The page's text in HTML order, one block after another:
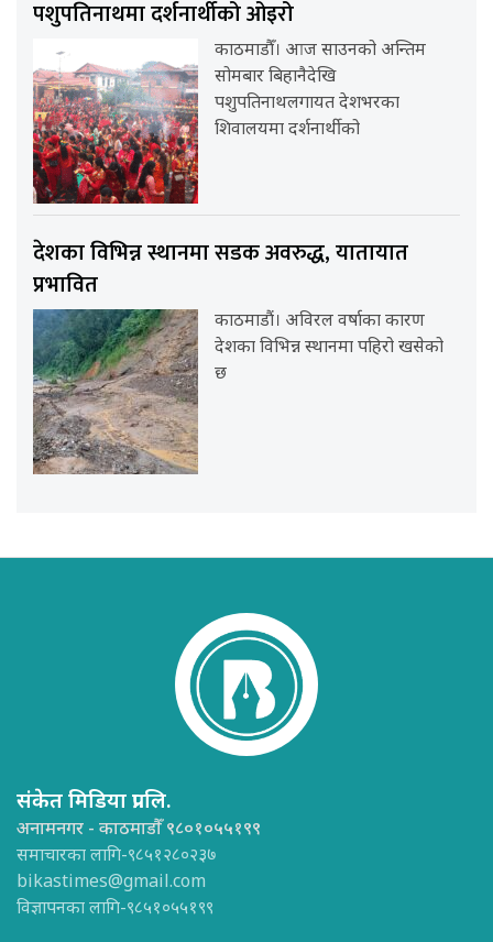
पशुपतिनाथमा दर्शनार्थीको ओइरो
काठमाडौँ। आज साउनको अन्तिम
सोमबार बिहानैदेखि
पशुपतिनाथलगायत देशभरका
शिवालयमा दर्शनार्थीको
देशका विभिन्न स्थानमा सडक अवरुद्ध, यातायात
प्रभावित
काठमाडौं। अविरल वर्षाका कारण
देशका विभिन्न स्थानमा पहिरो खसेको
छ
संकेत मिडिया प्रा.लि.
अनामनगर - काठमाडौँ ९८०१०५५१९९
समाचारका लागि-९८५१२८०२३७
bikastimes@gmail.com
विज्ञापनका लागि-९८५१०५५१९९